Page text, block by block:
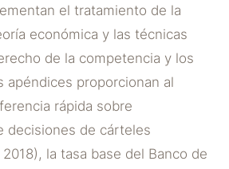
el tratamiento de la
económica y las técnicas
de la competencia y los
apéndices proporcionan al
rápida sobre
decisiones de cárteles
la tasa base del Banco de